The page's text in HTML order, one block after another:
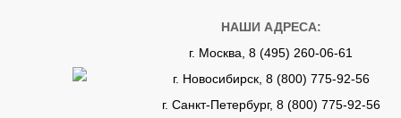
НАШИ АДРЕСА:
г. Москва, 8 (495) 260-06-61
г. Новосибирск, 8 (800) 775-92-56
г. Санкт-Петербург, 8 (800) 775-92-56